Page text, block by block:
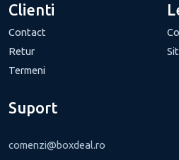
Clienti
Contact
Retur
Termeni
Suport
comenzi@boxdeal.ro